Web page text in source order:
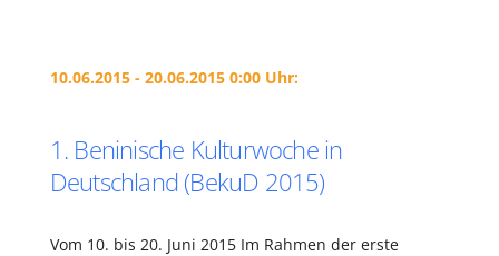
10.06.2015 - 20.06.2015 0:00 Uhr:
1. Beninische Kulturwoche in
Deutschland (BekuD 2015)
Vom 10. bis 20. Juni 2015 Im Rahmen der erste